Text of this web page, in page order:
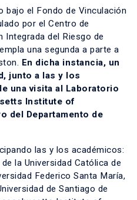
bajo el Fondo de Vinculación
por el Centro de
Integrada del Riesgo de
una segunda a parte a
En dicha instancia, un
junto a las y los
una visita al Laboratorio
Institute of
del Departamento de
las y los académicos:
la Universidad Católica de
Federico Santa María,
de Santiago de